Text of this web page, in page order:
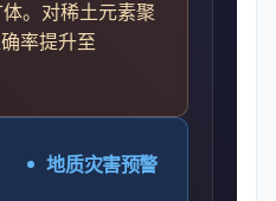
。对稀土元素聚
率提升至
地质灾害预警